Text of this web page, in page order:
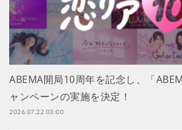
ABEMA開局10周年を記念し、「
ャンペーンの実施を決定！
2026.07.22 03:00